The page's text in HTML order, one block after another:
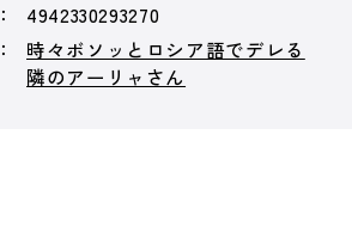
4942330293270
時々ボソッとロシア語でデレる
隣のアーリャさん